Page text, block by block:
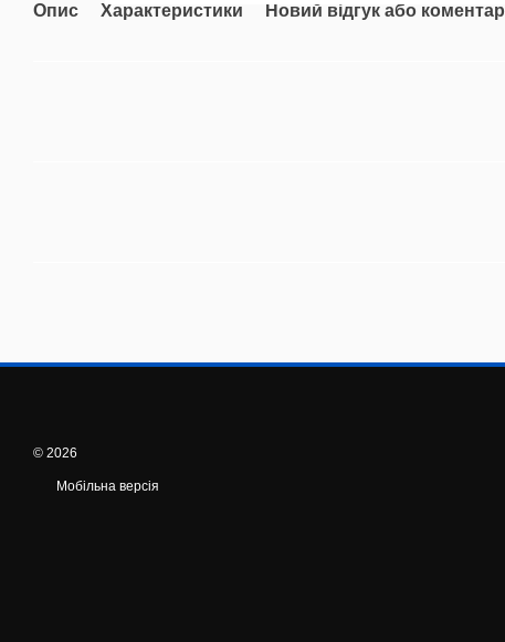
Опис Характеристики Новий відгук або коментар
© 2026
Мобільна версія